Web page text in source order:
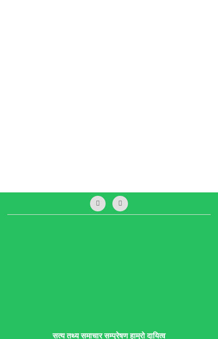
सत्य तथ्य समाचार सम्प्रेषण हाम्रो दायित्व